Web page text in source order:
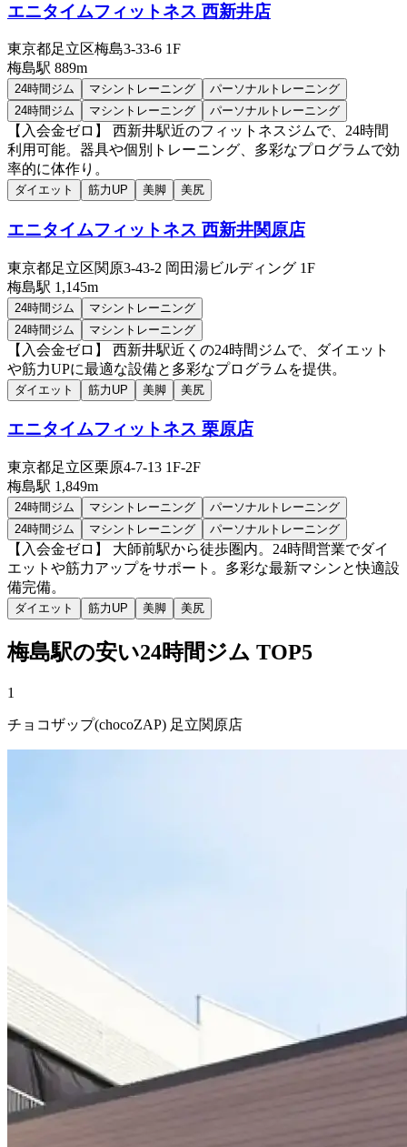
エニタイムフィットネス 西新井店
東京都足立区梅島3-33-6 1F
梅島駅 889m
24時間ジム マシントレーニング
パーソナルトレーニング
24時間ジム
マシントレーニング パーソナルトレーニング
【入会金ゼロ】 西新井駅近のフィットネスジムで、24時間
利用可能。器具や個別トレーニング、多彩なプログラムで効
率的に体作り。
ダイエット 筋力UP 美脚 美尻
エニタイムフィットネス 西新井関原店
東京都足立区関原3-43-2 岡田湯ビルディング 1F
梅島駅 1,145m
24時間ジム
マシントレーニング
24時間ジム
マシントレーニング
【入会金ゼロ】 西新井駅近くの24時間ジムで、ダイエット
や筋力UPに最適な設備と多彩なプログラムを提供。
ダイエット 筋力UP 美脚 美尻
エニタイムフィットネス 栗原店
東京都足立区栗原4-7-13 1F-2F
梅島駅 1,849m
24時間ジム マシントレーニング
パーソナルトレーニング
24時間ジム
マシントレーニング パーソナルトレーニング
【入会金ゼロ】 大師前駅から徒歩圏内。24時間営業でダイ
エットや筋力アップをサポート。多彩な最新マシンと快適設
備完備。
ダイエット 筋力UP 美脚 美尻
梅島駅の安い24時間ジム TOP5
1
チョコザップ(chocoZAP) 足立関原店